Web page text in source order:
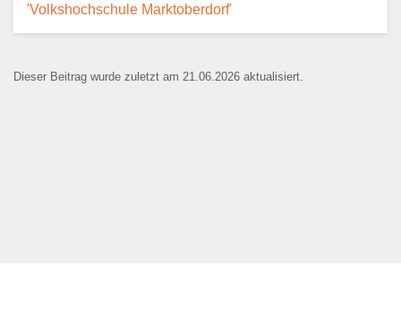
'Volkshochschule Marktoberdorf'
Dieser Beitrag wurde zuletzt am 21.06.2026 aktualisiert.